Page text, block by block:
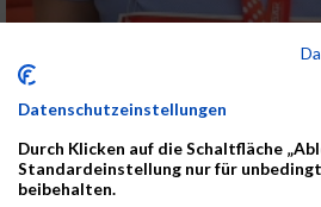
Datenschutzeinstellungen
Durch Klicken auf die Schaltfläche
Standardeinstellung nur für
beibehalten.